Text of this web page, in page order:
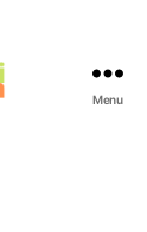
Menu